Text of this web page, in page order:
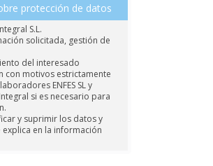
protección de datos
S.L.
solicitada, gestión de
del interesado
con motivos estrictamente
ENFES SL y
si es necesario para
y suprimir los datos y
en la información